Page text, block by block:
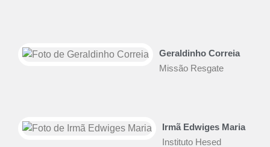
Geraldinho Correia
Missão Resgate
Irmã Edwiges Maria
Instituto Hesed